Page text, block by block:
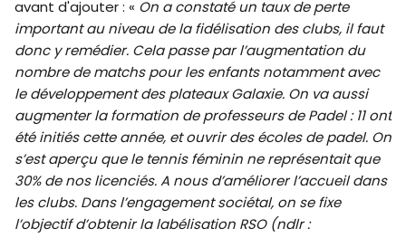
avant d'ajouter : « On a constaté un taux de perte
important au niveau de la fidélisation des clubs, il faut
donc y remédier. Cela passe par l’augmentation du
nombre de matchs pour les enfants notamment avec
le développement des plateaux Galaxie. On va aussi
augmenter la formation de professeurs de Padel : 11 ont
été initiés cette année, et ouvrir des écoles de padel. On
s’est aperçu que le tennis féminin ne représentait que
30% de nos licenciés. A nous d’améliorer l’accueil dans
les clubs. Dans l’engagement sociétal, on se fixe
l’objectif d’obtenir la labélisation RSO (ndlr :